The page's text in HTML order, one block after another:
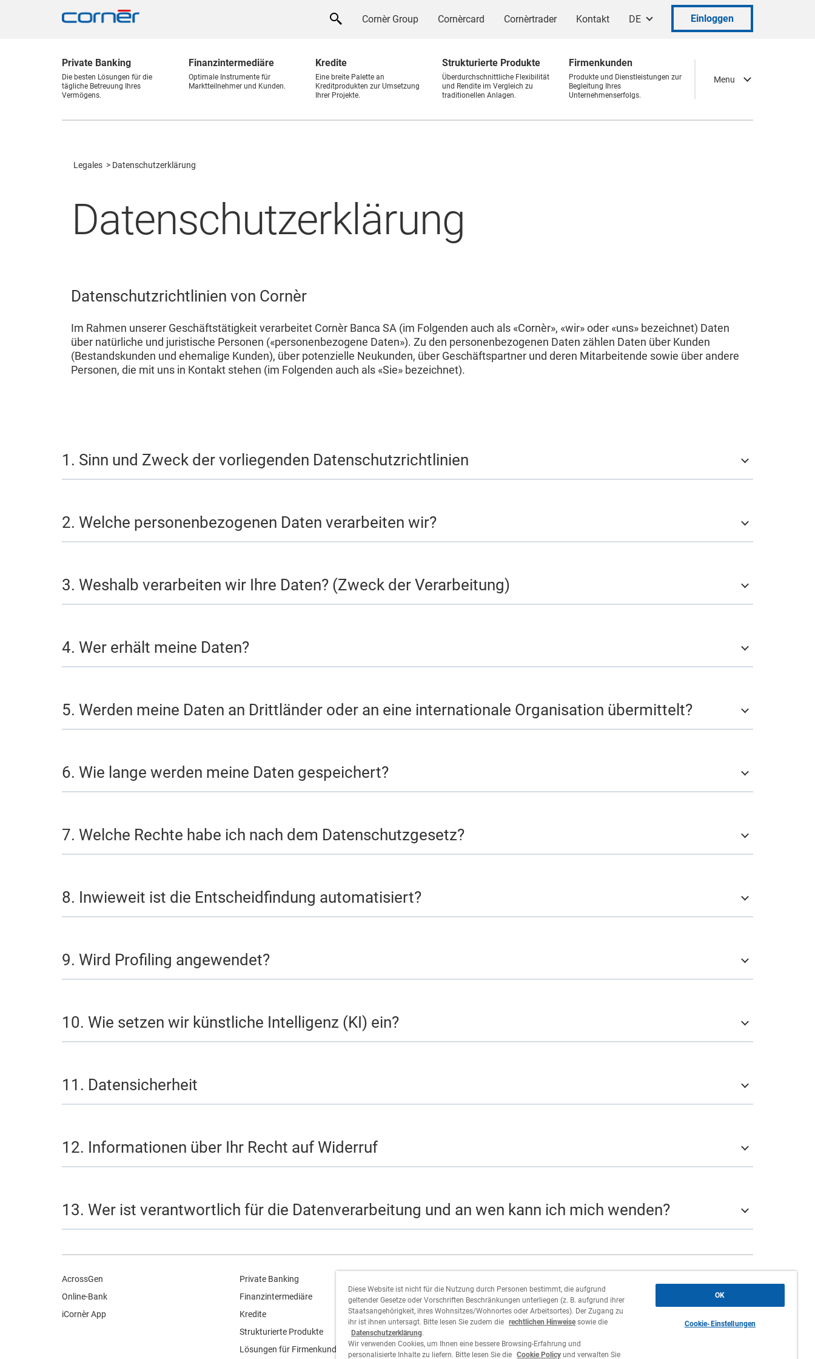
Cornèr Group Cornèrcard Cornèrtrader Kontakt DE Einloggen
Menu
Private Banking
Die besten Lösungen für die
tägliche Betreuung Ihres
Vermögens.
Finanzintermediäre
Optimale Instrumente für
Marktteilnehmer und Kunden.
Kredite
Eine breite Palette an
Kreditprodukten zur Umsetzung
Ihrer Projekte.
Strukturierte Produkte
Überdurchschnittliche Flexibilität
und Rendite im Vergleich zu
traditionellen Anlagen.
Firmenkunden
Produkte und Dienstleistungen zur
Begleitung Ihres
Unternehmenserfolgs.
Legales Datenschutzerklärung
Datenschutzerklärung
Datenschutzrichtlinien von Cornèr
Im Rahmen unserer Geschäftstätigkeit verarbeitet Cornèr Banca SA (im Folgenden auch als «Cornèr», «wir» oder «uns» bezeichnet) Daten
über natürliche und juristische Personen («personenbezogene Daten»). Zu den personenbezogenen Daten zählen Daten über Kunden
(Bestandskunden und ehemalige Kunden), über potenzielle Neukunden, über Geschäftspartner und deren Mitarbeitende sowie über andere
Personen, die mit uns in Kontakt stehen (im Folgenden auch als «Sie» bezeichnet).
1. Sinn und Zweck der vorliegenden Datenschutzrichtlinien
2. Welche personenbezogenen Daten verarbeiten wir?
3. Weshalb verarbeiten wir Ihre Daten? (Zweck der Verarbeitung)
4. Wer erhält meine Daten?
5. Werden meine Daten an Drittländer oder an eine internationale Organisation übermittelt?
6. Wie lange werden meine Daten gespeichert?
7. Welche Rechte habe ich nach dem Datenschutzgesetz?
8. Inwieweit ist die Entscheidfindung automatisiert?
9. Wird Profiling angewendet?
10. Wie setzen wir künstliche Intelligenz (KI) ein?
11. Datensicherheit
12. Informationen über Ihr Recht auf Widerruf
13. Wer ist verantwortlich für die Datenverarbeitung und an wen kann ich mich wenden?
AcrossGen
Online-Bank
iCornèr App
Private Banking
Finanzintermediäre
Kredite
Strukturierte Produkte
Lösungen für Firmenkunden
Cornèrcard
Cornèrtrader
Zweigniederlassung und
Agenturen
Stellenangebote
Diese Website ist nicht für die Nutzung durch Personen bestimmt, die aufgrund
geltender Gesetze oder Vorschriften Beschränkungen unterliegen (z. B. aufgrund ihrer
Staatsangehörigkeit, ihres Wohnsitzes/Wohnortes oder Arbeitsortes). Der Zugang zu
ihr ist ihnen untersagt. Bitte lesen Sie zudem die rechtlichen Hinweisesowie die
Datenschutzerklärung.
Wir verwenden Cookies, um Ihnen eine bessere Browsing-Erfahrung und
personalisierte Inhalte zu liefern. Bitte lesen Sie die Cookie Policy und verwalten Sie
OK
Cookie-Einstellungen